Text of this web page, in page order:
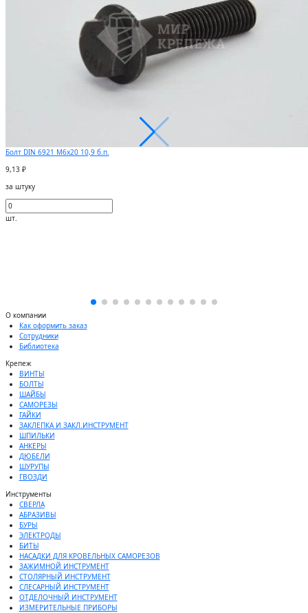
Болт DIN 6921 M6х20 10,9 б.п.
9,13 ₽
за штуку
шт.
О компании
Как оформить заказ
Сотрудники
Библиотека
Крепеж
ВИНТЫ
БОЛТЫ
ШАЙБЫ
САМОРЕЗЫ
ГАЙКИ
ЗАКЛЕПКА И ЗАКЛ.ИНСТРУМЕНТ
ШПИЛЬКИ
АНКЕРЫ
ДЮБЕЛИ
ШУРУПЫ
ГВОЗДИ
Инструменты
СВЕРЛА
АБРАЗИВЫ
БУРЫ
ЭЛЕКТРОДЫ
БИТЫ
НАСАДКИ ДЛЯ КРОВЕЛЬНЫХ САМОРЕЗОВ
ЗАЖИМНОЙ ИНСТРУМЕНТ
СТОЛЯРНЫЙ ИНСТРУМЕНТ
СЛЕСАРНЫЙ ИНСТРУМЕНТ
ОТДЕЛОЧНЫЙ ИНСТРУМЕНТ
ИЗМЕРИТЕЛЬНЫЕ ПРИБОРЫ